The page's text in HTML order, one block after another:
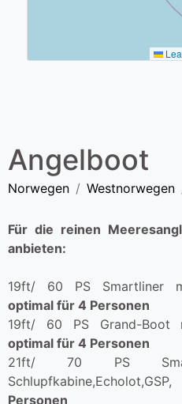
Angelboot
Norwegen Westnorwegen
Für die reinen
anbieten:
19ft/ 60 PS Smartliner
optimal für 4 Personen
19ft/ 60 PS Grand-Boot
optimal für 4 Personen
21ft/ 70 PS
Personen